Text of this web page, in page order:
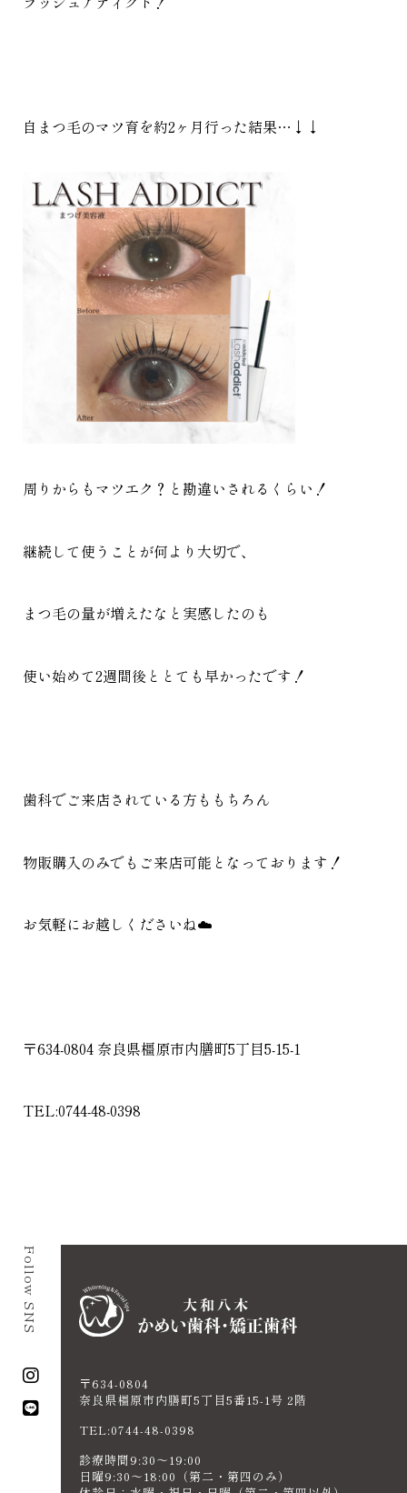
自まつ毛のマツ育を約2ヶ月行った結果…↓↓
周りからもマツエク？と勘違いされるくらい！
継続して使うことが何より大切で、
まつ毛の量が増えたなと実感したのも
使い始めて2週間後ととても早かったです！
歯科でご来店されている方ももちろん
物販購入のみでもご来店可能となっております！
お気軽にお越しくださいね☁️
〒634-0804 奈良県橿原市内膳町5丁目5-15-1
TEL:0744-48-0398
Follow SNS
〒634-0804
奈良県橿原市内膳町5丁目5番15-1号 2階
TEL:0744-48-0398
診療時間9:30〜19:00
日曜9:30～18:00（第二・第四のみ）